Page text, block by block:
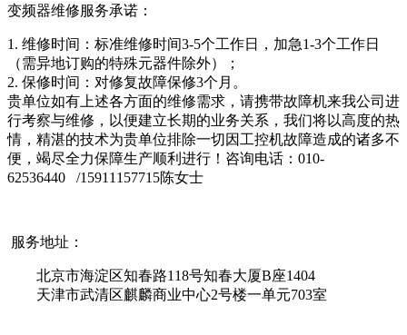
变频器维修服务承诺：
1. 维修时间：标准维修时间3-5个工作日，加急1-3个工作日
（需异地订购的特殊元器件除外）；
2. 保修时间：对修复故障保修3个月。
贵单位如有上述各方面的维修需求，请携带故障机来我公司进
行考察与维修，以便建立长期的业务关系，我们将以高度的热
情，精湛的技术为贵单位排除一切因工控机故障造成的诸多不
便，竭尽全力保障生产顺利进行！咨询电话： 010-
62536440 /15911157715陈女士
服务地址：
北京市海淀区知春路118号知春大厦B座1404
天津市武清区麒麟商业中心2号楼一单元703室